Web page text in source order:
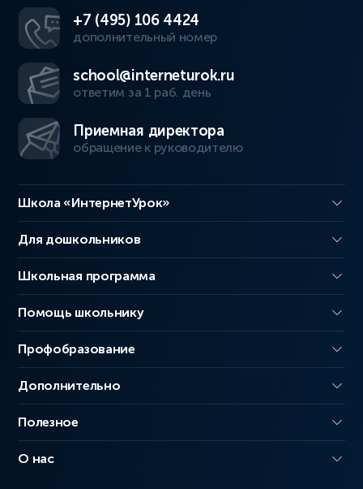
+7 (495) 106 4424
дополнительный номер
school@interneturok.ru
ответим за 1 раб. день
Приемная директора
обращение к руководителю
Школа «ИнтернетУрок»
Для дошкольников
Школьная программа
Помощь школьнику
Профобразование
Дополнительно
Полезное
О нас